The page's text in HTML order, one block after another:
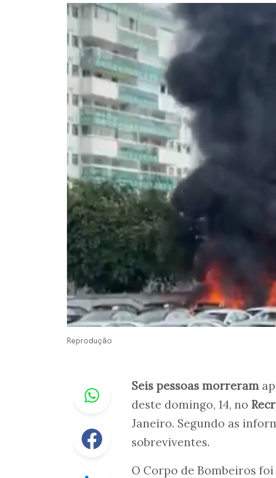
Reprodução
Whastapp
Facebook
Linkedin
Seis pessoas morreram
deste domingo, 14, no
Janeiro. Segundo as
sobreviventes.
O Corpo de Bombeiros